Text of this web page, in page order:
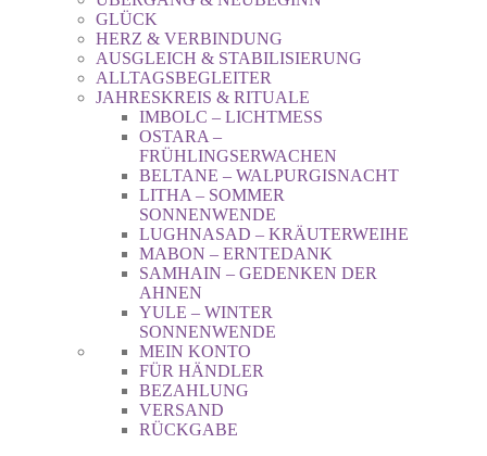
GLÜCK
HERZ & VERBINDUNG
AUSGLEICH & STABILISIERUNG
ALLTAGSBEGLEITER
JAHRESKREIS & RITUALE
IMBOLC – LICHTMESS
OSTARA –
FRÜHLINGSERWACHEN
BELTANE – WALPURGISNACHT
LITHA – SOMMER
SONNENWENDE
LUGHNASAD – KRÄUTERWEIHE
MABON – ERNTEDANK
SAMHAIN – GEDENKEN DER
AHNEN
YULE – WINTER
SONNENWENDE
MEIN KONTO
FÜR HÄNDLER
BEZAHLUNG
VERSAND
RÜCKGABE